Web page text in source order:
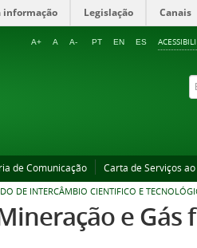
informação Legislação Canais
A+ A A- PT EN ES
de Comunicação Carta de Serviços
DE INTERCÂMBIO CIENTIFICO E
e